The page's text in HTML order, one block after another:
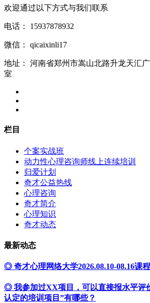
欢迎通过以下方式与我们联系
电话： 15937878932
微信： qicaixinli17
地址：
河南省郑州市嵩山北路升龙天汇
室
栏目
个案实战班
动力性心理咨询师线上连续培训
归爱计划
奇才公益热线
心理咨询
奇才简介
心理知识
奇才动态
最新动态
◎ 奇才心理网络大学2026.08.10-08.16课
◎ 我参加过XX项目，可以直接报水平评
认定的培训项目”有哪些？